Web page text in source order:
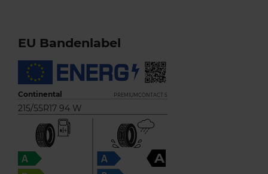
EU Bandenlabel
Continental PREMIUMCONTACT 5
215/55R17 94 W
A